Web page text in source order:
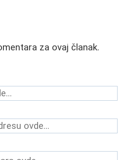
za ovaj članak.